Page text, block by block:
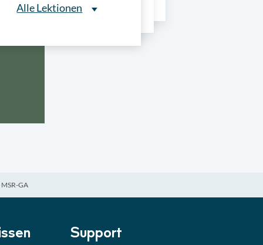
Alle Lektionen
Alle Lektionen
im Vergabeverfahren► 3:18 Min
von Angeboten Lektion
GA
Support